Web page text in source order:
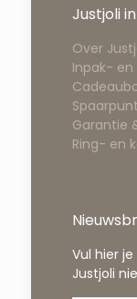
Justjoli
Over
Inpak-
Garantie
Ring- en
Vul hier
Justjoli